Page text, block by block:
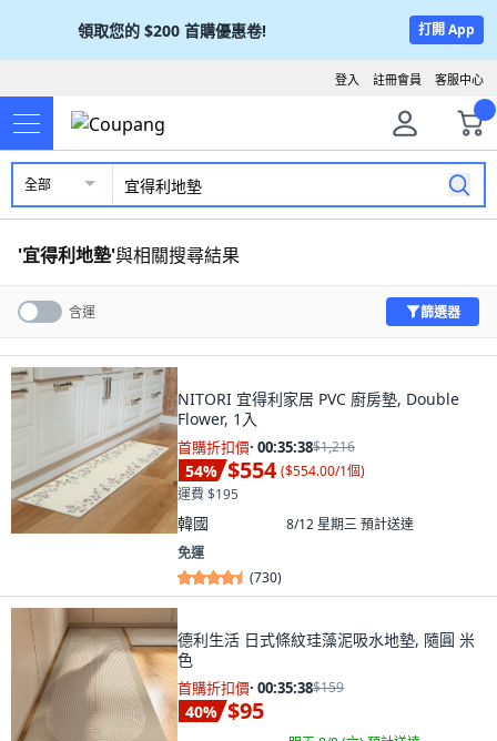
領取您的 $200 首購優惠卷! 打開 App
客服中心
註冊會員
登入
全部
'宜得利地墊'與相關搜尋結果
含運 篩選器
NITORI 宜得利家居 PVC 廚房墊, Double
Flower, 1入
首購折扣價· 00:35:37$1,216
54% $554 ($554.00/1個)
運費 $195
韓國 8/12 星期三預計送達
免運
(730)
德利生活 日式條紋珪藻泥吸水地墊, 隨圓 米
色
首購折扣價· 00:35:37$159
40% $95